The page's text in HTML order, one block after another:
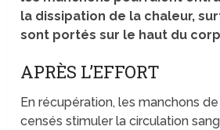
la dissipation de la chaleur,
sont portés sur le haut du
APRÈS L’EFFORT
En récupération, les manchons
censés stimuler la circulation